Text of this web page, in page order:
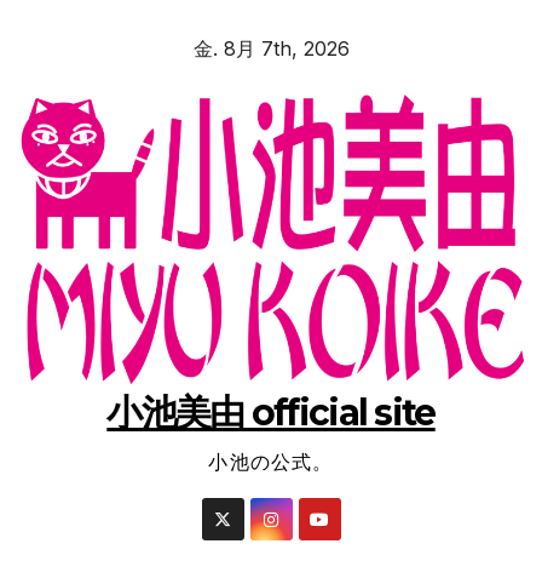
金. 8月 7th, 2026
小池美由 official site
小池の公式。